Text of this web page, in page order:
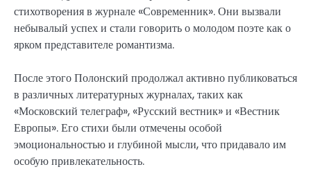
стихотворения в журнале «Современник». Они вызвали
небывалый успех и стали говорить о молодом поэте как о
ярком представителе романтизма.
После этого Полонский продолжал активно публиковаться
в различных литературных журналах, таких как
«Московский телеграф», «Русский вестник» и «Вестник
Европы». Его стихи были отмечены особой
эмоциональностью и глубиной мысли, что придавало им
особую привлекательность.